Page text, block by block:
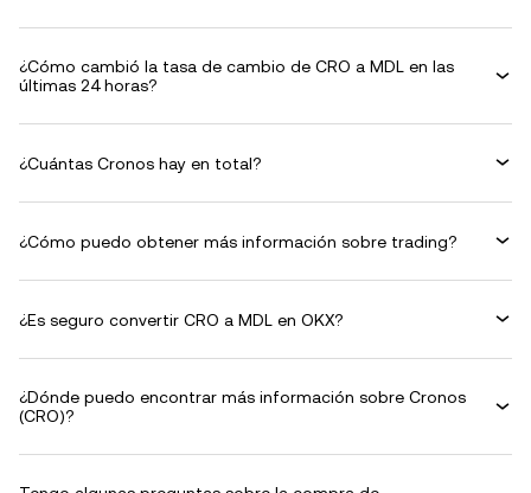
¿Cómo cambió la tasa de cambio de CRO a MDL en las
últimas 24 horas?
¿Cuántas Cronos hay en total?
¿Cómo puedo obtener más información sobre trading?
¿Es seguro convertir CRO a MDL en OKX?
¿Dónde puedo encontrar más información sobre Cronos
(CRO)?